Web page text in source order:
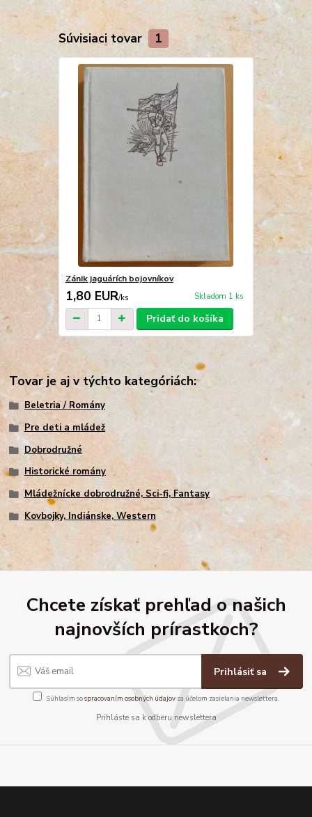
Súvisiaci tovar 1
Zánik jaguárích bojovníkov
1,80 EUR/ks Skladom 1 ks
Pridať do košíka
Tovar je aj v týchto kategóriách:
Beletria / Romány
Pre deti a mládež
Dobrodružné
Historické romány
Mládežnícke dobrodružné, Sci-fi, Fantasy
Kovbojky, Indiánske, Western
Chcete získať prehľad o našich
najnovších prírastkoch?
Prihlásiť sa
Súhlasím sospracovaním osobných údajov za účelom zasielania newslettera.
Prihláste sa k odberu newslettera